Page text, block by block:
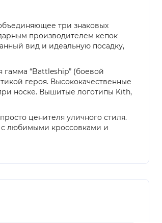
три знаковых
производителем кепок
вид и идеальную посадку,
“Battleship” (боевой
героя. Высококачественные
носке. Вышитые логотипы Kith,
ценителя уличного стиля.
с любимыми кроссовками и